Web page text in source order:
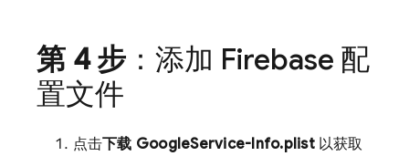
第 4 步 ：添加 Firebase 配
置文件
点击下载 GoogleService-Info.plist以获取